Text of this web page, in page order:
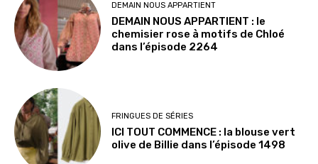
DEMAIN NOUS APPARTIENT
DEMAIN NOUS APPARTIENT : le
chemisier rose à motifs de Chloé
dans l’épisode 2264
FRINGUES DE SÉRIES
ICI TOUT COMMENCE : la blouse vert
olive de Billie dans l’épisode 1498